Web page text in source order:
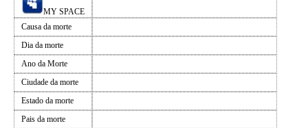
MY SPACE
Causa da morte
Dia da morte
Ano da Morte
Ciudade da morte
Estado da morte
Pais da morte